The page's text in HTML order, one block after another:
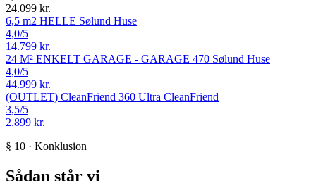
24.099 kr.
6,5 m2 HELLE Sølund Huse
4,0/5
14.799 kr.
24 M² ENKELT GARAGE - GARAGE 470 Sølund Huse
4,0/5
44.999 kr.
(OUTLET) CleanFriend 360 Ultra CleanFriend
3,5/5
2.899 kr.
§ 10 · Konklusion
Sådan står vi